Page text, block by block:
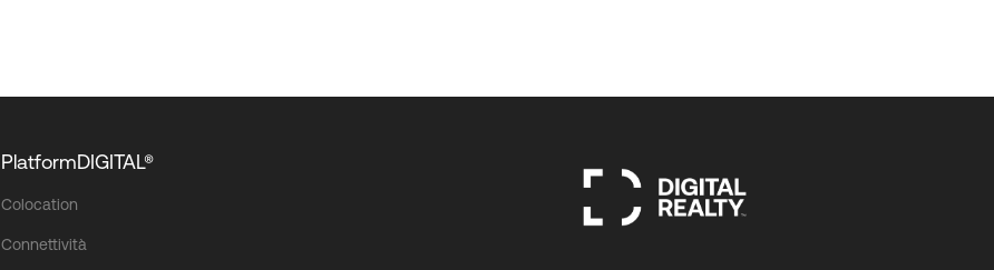
PlatformDIGITAL®
Colocation
Connettività